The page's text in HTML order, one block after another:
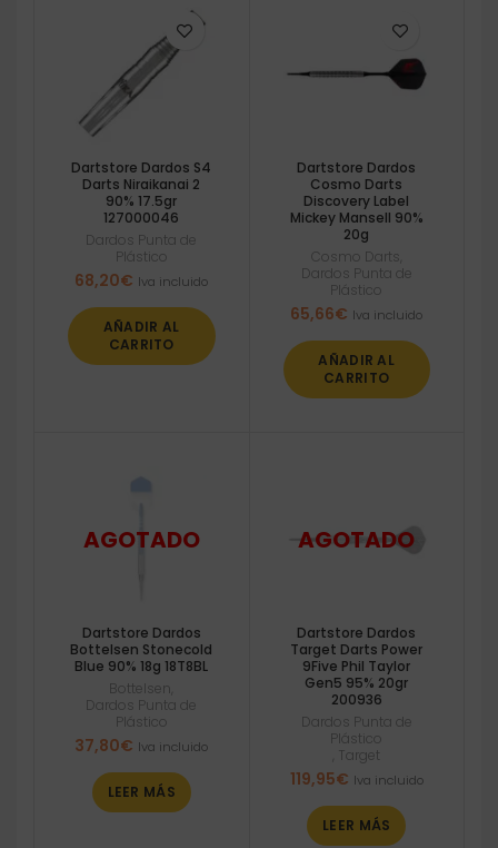
Dartstore Dardos S4
Darts Niraikanai 2
90% 17.5gr
127000046
Dardos Punta de
Plástico
68,20€ Iva incluido
AÑADIR AL
CARRITO
Dartstore Dardos
Cosmo Darts
Discovery Label
Mickey Mansell 90%
20g
Cosmo Darts
Dardos Punta de
Plástico
65,66€ Iva incluido
AÑADIR AL
CARRITO
Dartstore Dardos
Bottelsen Stonecold
Blue 90% 18g 18T8BL
Bottelsen
Dardos Punta de
Plástico
37,80€ Iva incluido
LEER MÁS
Dartstore Dardos
Target Darts Power
9Five Phil Taylor
Gen5 95% 20gr
200936
Dardos Punta de
Plástico
Target
119,95€ Iva incluido
LEER MÁS